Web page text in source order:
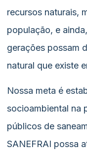
recursos naturais,
população, e
gerações possam
natural que existe
Nossa meta é
socioambiental na
públicos de
SANEFRAI possa